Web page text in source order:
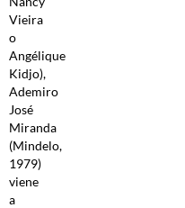
Vieira
o
Angélique
Kidjo),
Ademiro
José
Miranda
(Mindelo,
1979)
viene
a